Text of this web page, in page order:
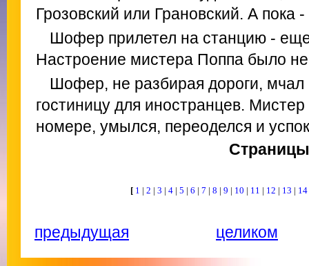
Грозовский или Грановский. А пока
Шофер прилетел на станцию -
Настроение мистера Поппа было
Шофер, не разбирая дороги,
гостиницу для иностранцев.
номере, умылся, переоделся и
Страницы
[ 1 | 2 | 3 | 4 | 5 | 6 | 7 | 8 | 9 | 10 | 11 | 12 | 13 | 14
предыдущая целиком